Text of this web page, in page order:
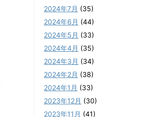
2024年7月 (35)
2024年6月 (44)
2024年5月 (33)
2024年4月 (35)
2024年3月 (34)
2024年2月 (38)
2024年1月 (33)
2023年12月 (30)
2023年11月 (41)